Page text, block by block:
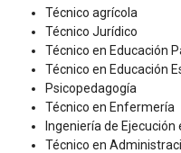
Técnico agrícola
Técnico Jurídico
Técnico en Educación
Técnico en Educación
Psicopedagogía
Técnico en Enfermería
Ingeniería de
Técnico en